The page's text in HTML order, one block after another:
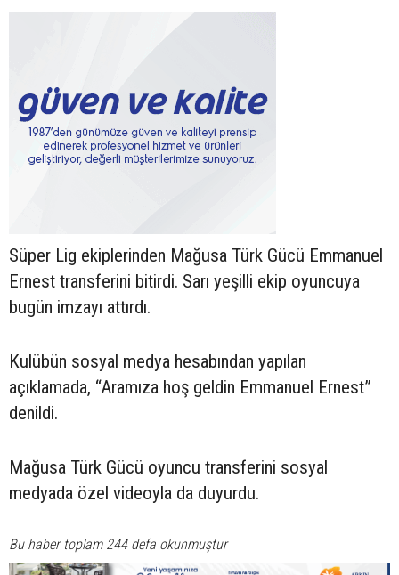
Süper Lig ekiplerinden Mağusa Türk Gücü Emmanuel
Ernest transferini bitirdi. Sarı yeşilli ekip oyuncuya
bugün imzayı attırdı.
Kulübün sosyal medya hesabından yapılan
açıklamada, “Aramıza hoş geldin Emmanuel Ernest”
denildi.
Mağusa Türk Gücü oyuncu transferini sosyal
medyada özel videoyla da duyurdu.
Bu haber toplam 244 defa okunmuştur